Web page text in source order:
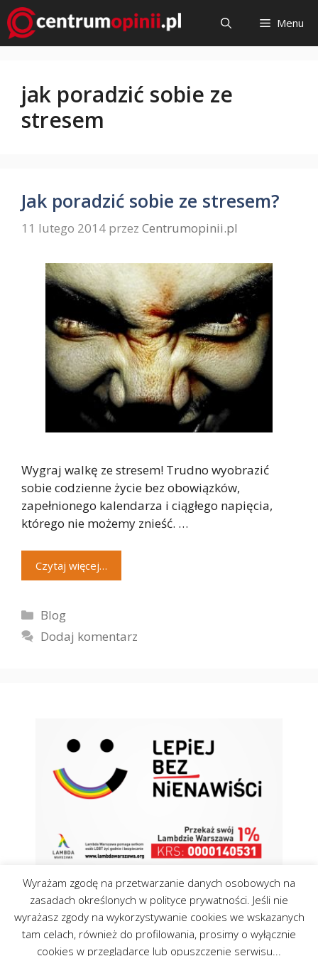
Przejdź
do
treści
Menu
jak poradzić sobie ze
stresem
Jak poradzić sobie ze stresem?
11 lutego 2014 przez Centrumopinii.pl
Wygraj walkę ze stresem! Trudno wyobrazić
sobie codzienne życie bez obowiązków,
zapełnionego kalendarza i ciągłego napięcia,
którego nie możemy znieść. …
Czytaj więcej…
Kategorie
Blog
Dodaj komentarz
Kontakt Polityka Cookies
Wyrażam zgodę na przetwarzanie danych osobowych na
zasadach określonych w polityce prywatności. Jeśli nie
wyrażasz zgody na wykorzystywanie cookies we wskazanych
tam celach, również do profilowania, prosimy o wyłącznie
cookies w przeglądarce lub opuszczenie serwisu...